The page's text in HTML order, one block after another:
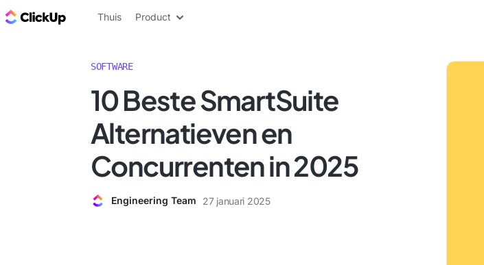
ClickUp Blog
Thuis Product
SOFTWARE
10 Beste SmartSuite
Alternatieven en
Concurrenten in 2025
Engineering Team 27 januari 2025